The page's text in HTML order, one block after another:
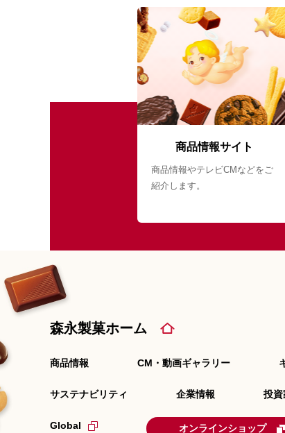
商品情報サイト
商品情報やテレビCMなどをご
紹介します。
森永製菓ホーム
商品情報 CM・動画ギャラリー
サステナビリティ 企業情報 投資
Global オンラインショップ